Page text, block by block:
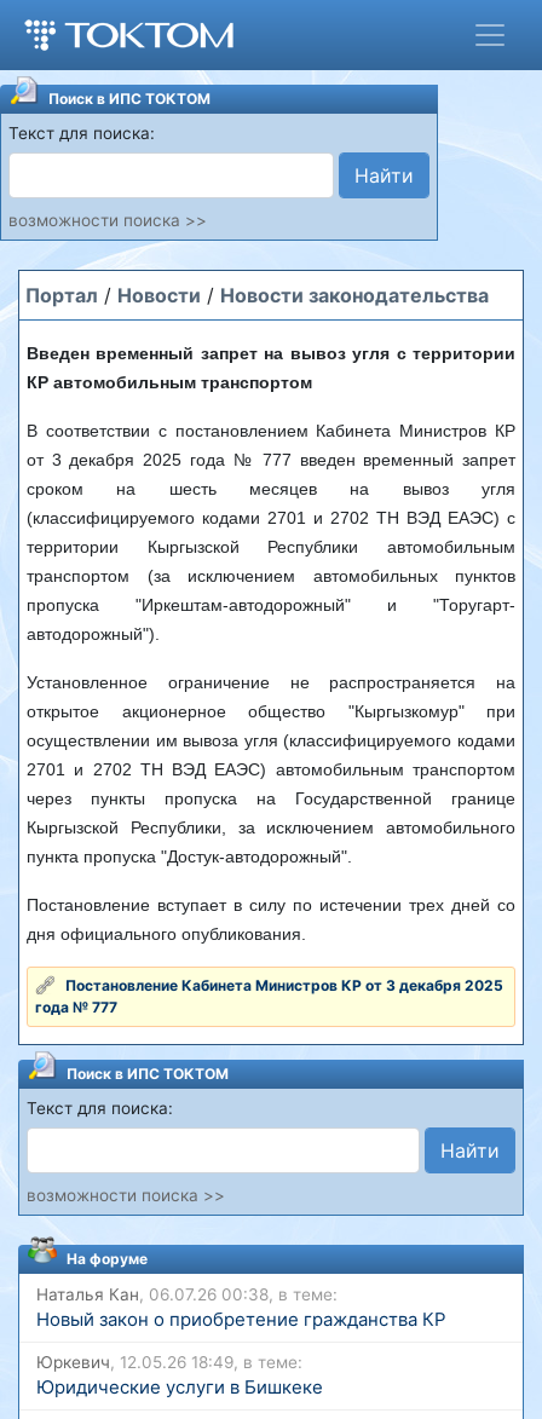
Поиск в ИПС ТОКТОМ
Текст для поиска:
Найти
возможности поиска >>
Портал / Новости / Новости законодательства
Введен временный запрет на вывоз угля с территории
КР автомобильным транспортом
В соответствии с постановлением Кабинета Министров КР
от 3 декабря 2025 года № 777 введен временный запрет
сроком на шесть месяцев на вывоз угля
(классифицируемого кодами 2701 и 2702 ТН ВЭД ЕАЭС) с
территории Кыргызской Республики автомобильным
транспортом (за исключением автомобильных пунктов
пропуска "Иркештам-автодорожный" и "Торугарт-
автодорожный").
Установленное ограничение не распространяется на
открытое акционерное общество "Кыргызкомур" при
осуществлении им вывоза угля (классифицируемого кодами
2701 и 2702 ТН ВЭД ЕАЭС) автомобильным транспортом
через пункты пропуска на Государственной границе
Кыргызской Республики, за исключением автомобильного
пункта пропуска "Достук-автодорожный".
Постановление вступает в силу по истечении трех дней со
дня официального опубликования.
Постановление Кабинета Министров КР от 3 декабря 2025
года № 777
Поиск в ИПС ТОКТОМ
Текст для поиска:
Найти
возможности поиска >>
На форуме
Наталья Кан, 06.07.26 00:38, в теме:
Новый закон о приобретение гражданства КР
Юркевич, 12.05.26 18:49, в теме:
Юридические услуги в Бишкеке